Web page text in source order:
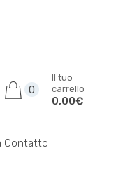
0
Il tuo
carrello
0,00€
Contatto